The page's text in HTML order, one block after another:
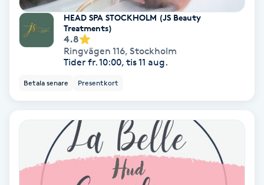
Hot yoga
Hudföryngring
Hyaluronsyra
Hyperhidros
HEAD SPA STOCKHOLM (JS Beauty
Treatments)
4.8
Ringvägen 116, Stockholm
Tider fr. 10:00, tis 11 aug.
Betala senare Presentkort